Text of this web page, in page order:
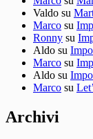
Valdo su
Marco su
Ronny su
Aldo su
Marco su
Aldo su
Marco su
Archivi